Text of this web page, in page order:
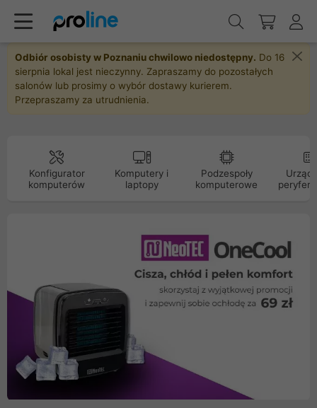
Odbiór osobisty w Poznaniu chwilowo niedostępny. Do 16
sierpnia lokal jest nieczynny. Zapraszamy do pozostałych
salonów lub prosimy o wybór dostawy kurierem.
Przepraszamy za utrudnienia.
Konfigurator
komputerów
Komputery i
laptopy
Podzespoły
komputerowe